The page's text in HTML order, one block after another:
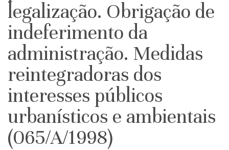
legalização. Obrigação de
indeferimento da
administração. Medidas
reintegradoras dos
interesses públicos
urbanísticos e ambientais
(065/A/1998)